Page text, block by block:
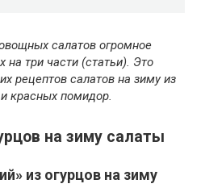
салатов огромное
на три части (статьи). Это
рецептов салатов на зиму из
красных помидор.
на зиму салаты
из огурцов на зиму